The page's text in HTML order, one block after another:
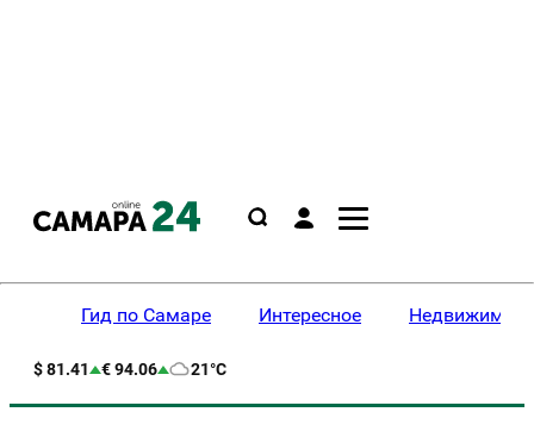
Гид по Самаре Интересное
$ 81.41 € 94.06 21°C